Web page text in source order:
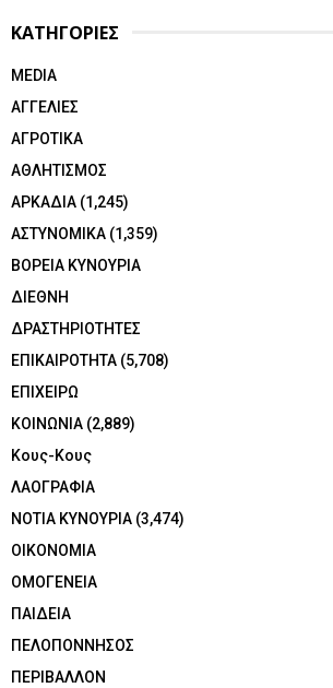
ΚΑΤΗΓΟΡΙΕΣ
MEDIA
ΑΓΓΕΛΙΕΣ
ΑΓΡΟΤΙΚΑ
ΑΘΛΗΤΙΣΜΟΣ
ΑΡΚΑΔΙΑ (1,245)
ΑΣΤΥΝΟΜΙΚΑ (1,359)
ΒΟΡΕΙΑ ΚΥΝΟΥΡΙΑ
ΔΙΕΘΝΗ
ΔΡΑΣΤΗΡΙΟΤΗΤΕΣ
ΕΠΙΚΑΙΡΟΤΗΤΑ (5,708)
ΕΠΙΧΕΙΡΩ
ΚΟΙΝΩΝΙΑ (2,889)
Κους-Κους
ΛΑΟΓΡΑΦΙΑ
ΝΟΤΙΑ ΚΥΝΟΥΡΙΑ (3,474)
ΟΙΚΟΝΟΜΙΑ
ΟΜΟΓΕΝΕΙΑ
ΠΑΙΔΕΙΑ
ΠΕΛΟΠΟΝΝΗΣΟΣ
ΠΕΡΙΒΑΛΛΟΝ